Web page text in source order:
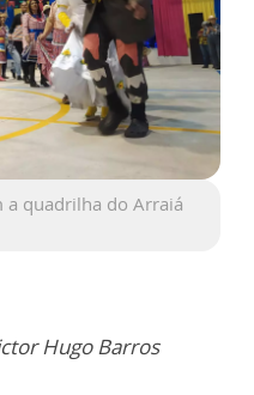
a quadrilha do Arraiá
Hugo Barros